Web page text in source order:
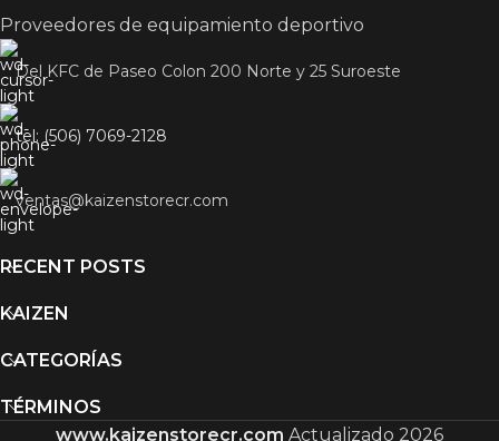
Proveedores de equipamiento deportivo
Del KFC de Paseo Colon 200 Norte y 25 Suroeste
tel: (506) 7069-2128
ventas@kaizenstorecr.com
RECENT POSTS
KAIZEN
CATEGORÍAS
TÉRMINOS
www.kaizenstorecr.com Actualizado 2026